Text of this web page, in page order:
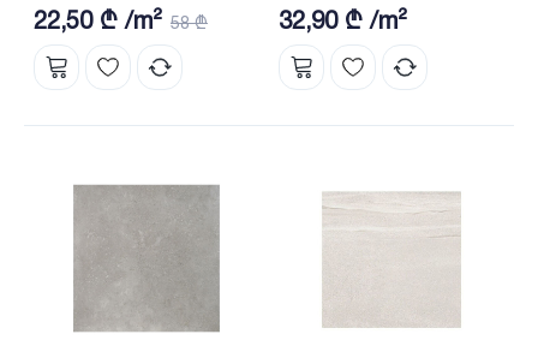
22,50 ₾ /m² 58 ₾ 32,90 ₾ /m²